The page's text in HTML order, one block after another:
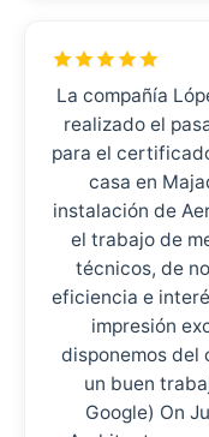
La compañía
realizado el
para el
casa en
instalación de
el trabajo de
técnicos, de
eficiencia e
impresión
disponemos del
un buen
Google) On